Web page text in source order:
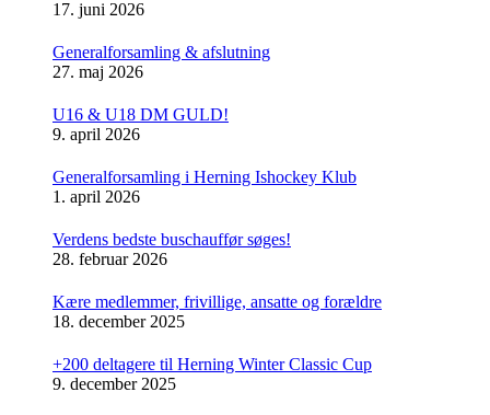
17. juni 2026
Generalforsamling & afslutning
27. maj 2026
U16 & U18 DM GULD!
9. april 2026
Generalforsamling i Herning Ishockey Klub
1. april 2026
Verdens bedste buschauffør søges!
28. februar 2026
Kære medlemmer, frivillige, ansatte og forældre
18. december 2025
+200 deltagere til Herning Winter Classic Cup
9. december 2025